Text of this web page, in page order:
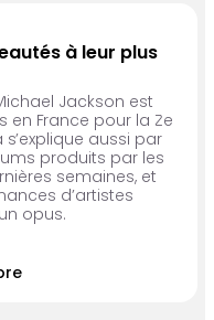
à leur plus
Jackson est
en France pour la 2e
s’explique aussi par
produits par les
semaines, et
d’artistes
opus.